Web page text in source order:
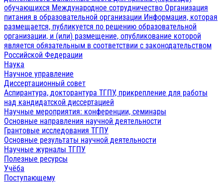
обучающихся Международное сотрудничество Организация
питания в образовательной организации Информация, которая
размещается, публикуется по решению образовательной
организации, и (или) размещение, опубликование которой
является обязательным в соответствии с законодательством
Российской Федерации
Наука
Научное управление
Диссертационный совет
Аспирантура, докторантура ТГПУ, прикрепление для работы
над кандидатской диссертацией
Научные мероприятия: конференции, семинары
Основные направления научной деятельности
Грантовые исследования ТГПУ
Основные результаты научной деятельности
Научные журналы ТГПУ
Полезные ресурсы
Учёба
Поступающему